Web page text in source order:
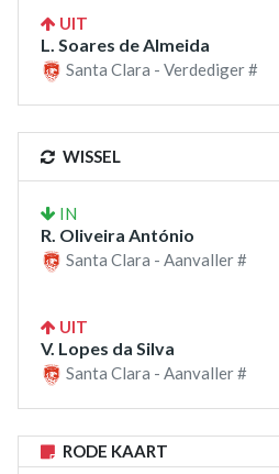
UIT
L. Soares de Almeida
Santa Clara - Verdediger #
WISSEL
IN
R. Oliveira António
Santa Clara - Aanvaller #
UIT
V. Lopes da Silva
Santa Clara - Aanvaller #
RODE KAART